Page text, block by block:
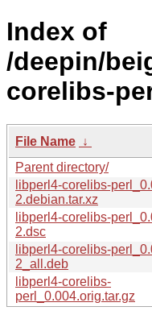
Index of
/deepin/
corelibs-
File Name ↓
Parent directory/
libperl4-corelibs-
2.debian.tar.xz
libperl4-corelibs-
2.dsc
libperl4-corelibs-
2_all.deb
libperl4-corelibs-
perl_0.004.orig.tar.gz